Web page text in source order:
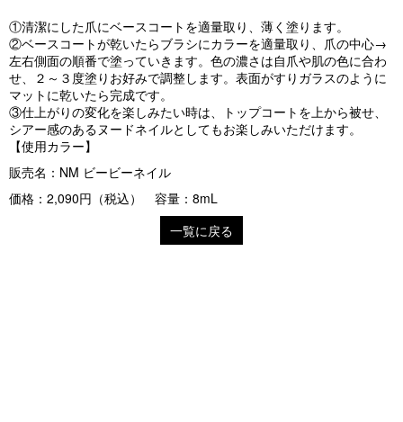
①清潔にした爪にベースコートを適量取り、薄く塗ります。
②ベースコートが乾いたらブラシにカラーを適量取り、爪の中心→
左右側面の順番で塗っていきます。色の濃さは自爪や肌の色に合わ
せ、２～３度塗りお好みで調整します。表面がすりガラスのように
マットに乾いたら完成です。
③仕上がりの変化を楽しみたい時は、トップコートを上から被せ、
シアー感のあるヌードネイルとしてもお楽しみいただけます。
【使用カラー】
販売名：NM ビービーネイル
価格：2,090円（税込） 容量：8mL
一覧に戻る